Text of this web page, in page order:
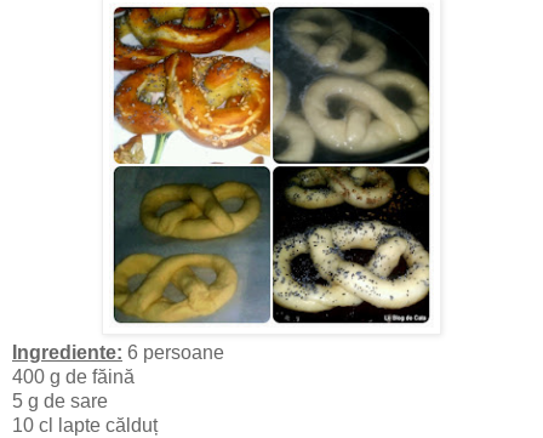
Ingrediente: 6 persoane
400 g de făină
5 g de sare
10 cl lapte călduț